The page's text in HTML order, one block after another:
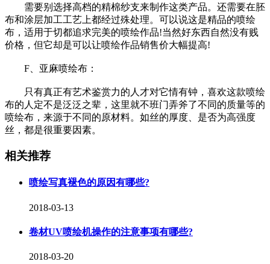
需要别选择高档的精棉纱支来制作这类产品。还需要在胚
布和涂层加工工艺上都经过殊处理。可以说这是精品的喷绘
布，适用于切都追求完美的喷绘作品!当然好东西自然没有贱
价格，但它却是可以让喷绘作品销售价大幅提高!
F、亚麻喷绘布：
只有真正有艺术鉴赏力的人才对它情有钟，喜欢这款喷绘
布的人定不是泛泛之辈，这里就不班门弄斧了不同的质量等的
喷绘布，来源于不同的原材料。如丝的厚度、是否为高强度
丝，都是很重要因素。
相关推荐
喷绘写真褪色的原因有哪些?
2018-03-13
卷材UV喷绘机操作的注意事项有哪些?
2018-03-20